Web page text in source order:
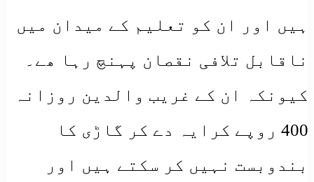
ہیں اور ان کو تعلیم کے میدان میں
ناقابل تلافی نقصان پہنچ رہا ھے۔
کیونکہ ان کے غریب والدین روزانہ
400 روپے کرایہ دے کر گاڑی کا
بندوبست نہیں کر سکتے ہیں اور